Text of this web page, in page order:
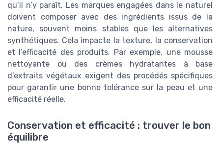
qu’il n’y paraît. Les marques engagées dans le naturel
doivent composer avec des ingrédients issus de la
nature, souvent moins stables que les alternatives
synthétiques. Cela impacte la texture, la conservation
et l’efficacité des produits. Par exemple, une mousse
nettoyante ou des crèmes hydratantes à base
d’extraits végétaux exigent des procédés spécifiques
pour garantir une bonne tolérance sur la peau et une
efficacité réelle.
Conservation et efficacité : trouver le bon
équilibre